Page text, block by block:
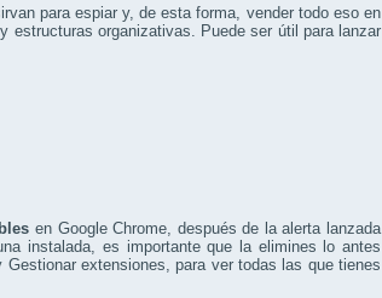
para espiar y, de esta forma, vender todo eso en
estructuras organizativas. Puede ser útil para lanzar
en Google Chrome, después de la alerta lanzada
instalada, es importante que la elimines lo antes
extensiones, para ver todas las que tienes